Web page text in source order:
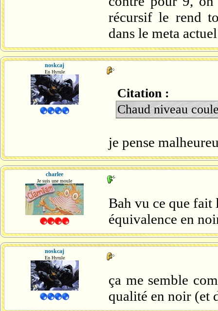
récursif le rend
dans le meta
noskcaj
En Hyrule
Citation :
Chaud niveau
je pense
charlee
Je suis une moule
Bah vu ce que fait
équivalence en
noskcaj
En Hyrule
ça me semble
qualité en noir (et